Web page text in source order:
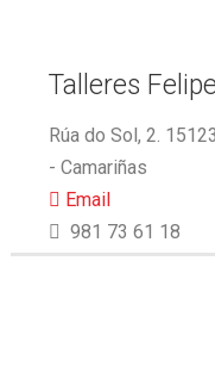
Talleres Felipe
Rúa do Sol, 2.
- Camariñas
Email
981 73 61 18